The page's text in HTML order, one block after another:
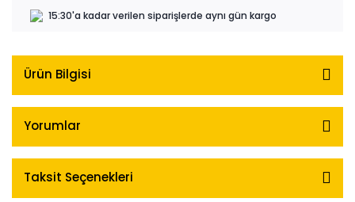
15:30'a kadar verilen siparişlerde aynı gün kargo
Ürün Bilgisi
Yorumlar
Taksit Seçenekleri